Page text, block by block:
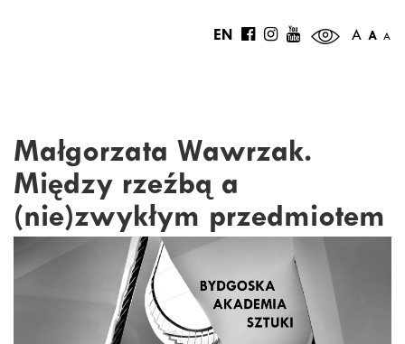
A A A
EN
Małgorzata Wawrzak.
Między rzeźbą a
(nie)zwykłym przedmiotem